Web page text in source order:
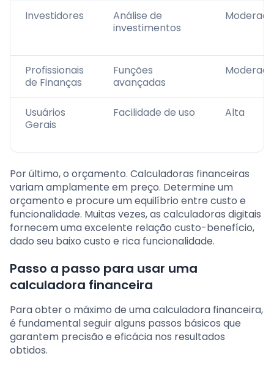
Investidores
Análise de
investimentos
Moderada
Profissionais
de Finanças
Funções
avançadas
Moderada
Usuários
Gerais
Facilidade de uso Alta
Por último, o orçamento. Calculadoras financeiras
variam amplamente em preço. Determine um
orçamento e procure um equilíbrio entre custo e
funcionalidade. Muitas vezes, as calculadoras digitais
fornecem uma excelente relação custo-benefício,
dado seu baixo custo e rica funcionalidade.
Passo a passo para usar uma
calculadora financeira
Para obter o máximo de uma calculadora financeira,
é fundamental seguir alguns passos básicos que
garantem precisão e eficácia nos resultados
obtidos.